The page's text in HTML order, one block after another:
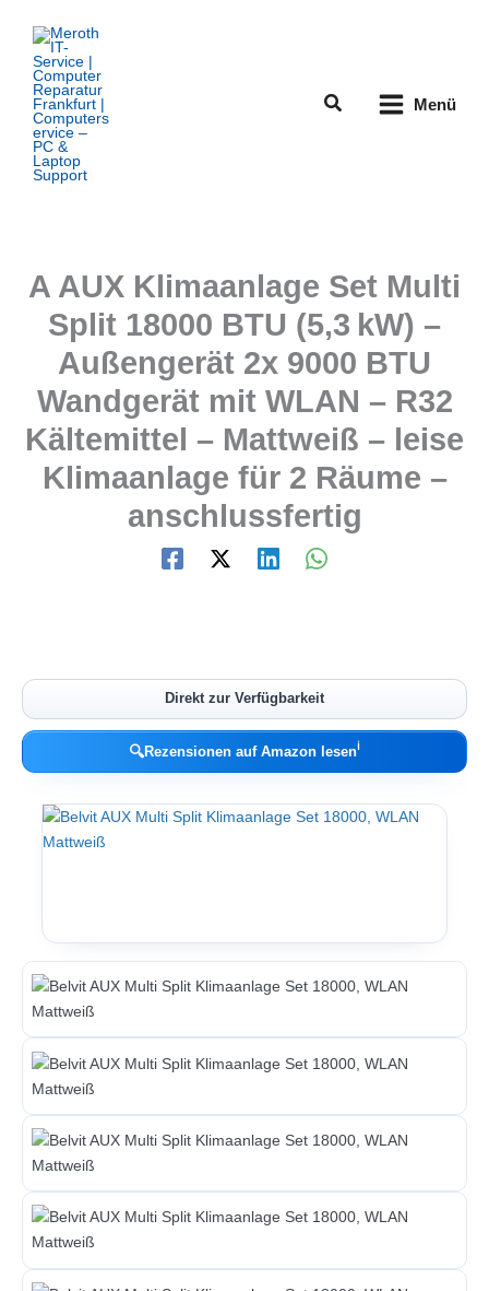
Inhalt
springen
Suchen Menü
A AUX Klimaanlage Set Multi
Split 18000 BTU (5,3 kW) –
Außengerät 2x 9000 BTU
Wandgerät mit WLAN – R32
Kältemittel – Mattweiß – leise
Klimaanlage für 2 Räume –
anschlussfertig
Direkt zur Verfügbarkeit
🔍Rezensionen auf Amazon lesenℹ︎